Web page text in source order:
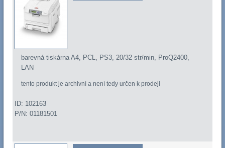
barevná tiskárna A4, PCL, PS3, 20/32 str/min, ProQ2400,
LAN
tento produkt je archivní a není tedy určen k prodeji
ID: 102163
P/N: 01181501